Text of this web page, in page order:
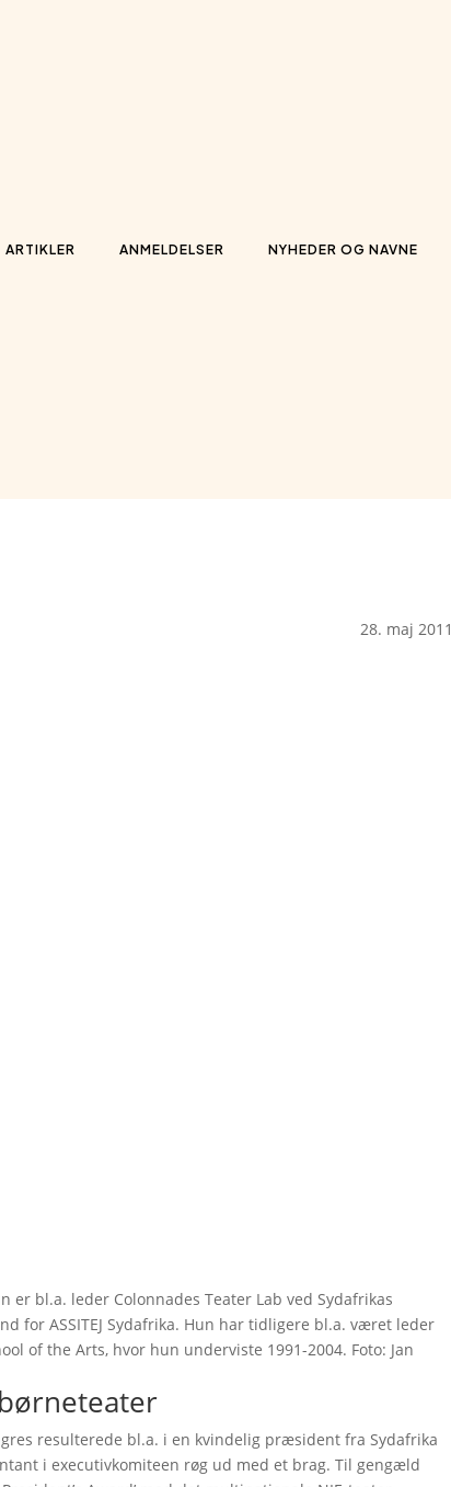
ARTIKLER ANMELDELSER NYHEDER OG NAVNE
28. maj 2011
er bl.a. leder Colonnades Teater Lab ved Sydafrikas
for ASSITEJ Sydafrika. Hun har tidligere bl.a. været leder
of the Arts, hvor hun underviste 1991-2004. Foto: Jan
resulterede bl.a. i en kvindelig præsident fra Sydafrika
i executivkomiteen røg ud med et brag. Til gengæld